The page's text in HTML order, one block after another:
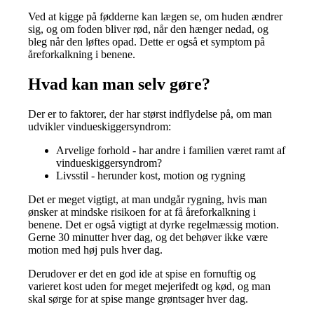
Ved at kigge på fødderne kan lægen se, om huden ændrer
sig, og om foden bliver rød, når den hænger nedad, og
bleg når den løftes opad. Dette er også et symptom på
åreforkalkning i benene.
Hvad kan man selv gøre?
Der er to faktorer, der har størst indflydelse på, om man
udvikler vindueskiggersyndrom:
Arvelige forhold - har andre i familien været ramt af
vindueskiggersyndrom?
Livsstil - herunder kost, motion og rygning
Det er meget vigtigt, at man undgår rygning, hvis man
ønsker at mindske risikoen for at få åreforkalkning i
benene. Det er også vigtigt at dyrke regelmæssig motion.
Gerne 30 minutter hver dag, og det behøver ikke være
motion med høj puls hver dag.
Derudover er det en god ide at spise en fornuftig og
varieret kost uden for meget mejerifedt og kød, og man
skal sørge for at spise mange grøntsager hver dag.